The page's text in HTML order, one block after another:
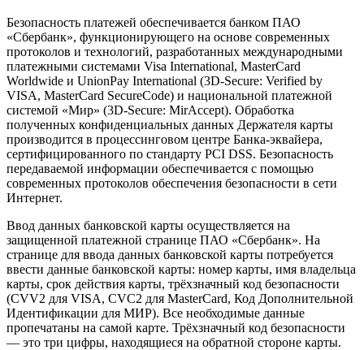
Безопасность платежей обеспечивается банком ПАО
«Сбербанк», функционирующего на основе современных
протоколов и технологий, разработанных международными
платежными системами Visa International, MasterCard
Worldwide и UnionPay International (3D-Secure: Verified by
VISA, MasterCard SecureCode) и национальной платежной
системой «Мир» (3D-Secure: MirAccept). Обработка
полученных конфиденциальных данных Держателя карты
производится в процессинговом центре Банка-эквайера,
сертифицированного по стандарту PCI DSS. Безопасность
передаваемой информации обеспечивается с помощью
современных протоколов обеспечения безопасности в сети
Интернет.
Ввод данных банковской карты осуществляется на
защищенной платежной странице ПАО «Сбербанк». На
странице для ввода данных банковской карты потребуется
ввести данные банковской карты: номер карты, имя владельца
карты, срок действия карты, трёхзначный код безопасности
(CVV2 для VISA, CVC2 для MasterCard, Код Дополнительной
Идентификации для МИР). Все необходимые данные
пропечатаны на самой карте. Трёхзначный код безопасности
— это три цифры, находящиеся на обратной стороне карты.